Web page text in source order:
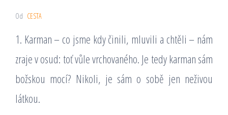
Od CESTA
1. Karman – co jsme kdy činili, mluvili a chtěli – nám
zraje v osud: toť vůle vrchovaného. Je tedy karman sám
božskou mocí? Nikoli, je sám o sobě jen neživou
látkou.